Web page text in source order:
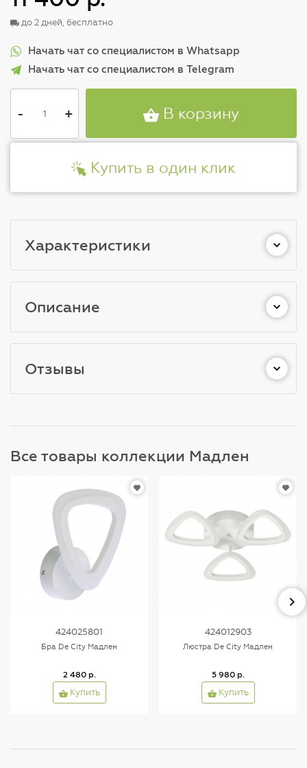
до 2 дней, бесплатно
Начать чат со специалистом в Whatsapp
Начать чат со специалистом в Telegram
- + В корзину
Купить в один клик
Характеристики
Описание
Отзывы
Все товары коллекции Мадлен
424025801
Бра De City Мадлен
2 480 р.
Купить
424012903
Люстра De City Мадлен
5 980 р.
Купить